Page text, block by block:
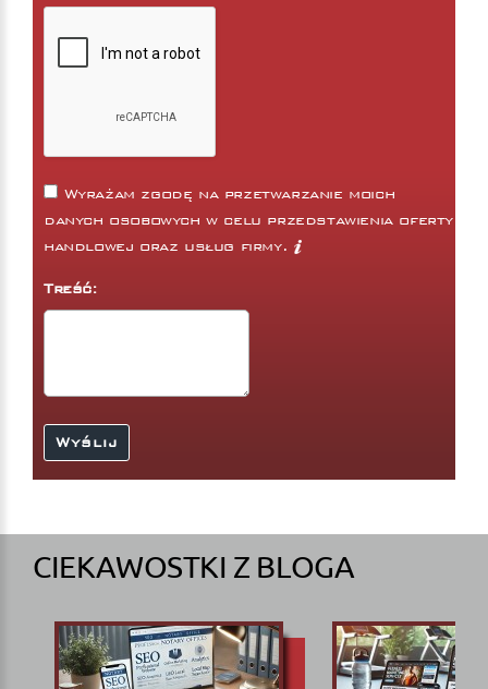
Wyrażam zgodę na przetwarzanie moich
danych osobowych w celu przedstawienia oferty
handlowej oraz usług firmy.
Treść:
CIEKAWOSTKI Z BLOGA